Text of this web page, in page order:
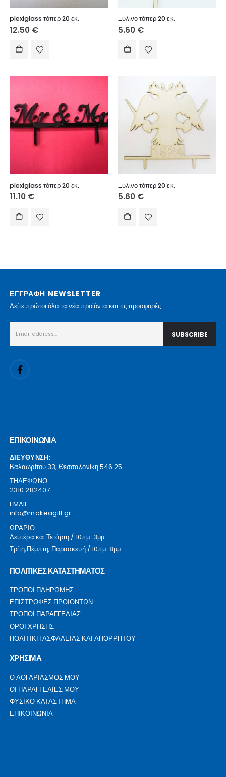
plexiglass τόπερ 20 εκ.
12.50 €
Ξύλινο τόπερ 20 εκ.
5.60 €
plexiglass τόπερ 20 εκ.
11.10 €
Ξύλινο τόπερ 20 εκ.
5.60 €
ΕΓΓΡΑΦΗ NEWSLETTER
Δείτε πρώτοι όλα τα νέα προϊόντα και τις προσφορές
ΕΠΙΚΟΙΝΩΝΙΑ
ΔΙΕΥΘΥΝΣΗ:
Βαλαωρίτου 33, Θεσσαλονίκη 546 25
ΤΗΛΕΦΩΝΟ:
2310 282407
EMAIL:
info@makeagift.gr
ΩΡΑΡΙΟ:
Δευτέρα και Τετάρτη / 10πμ-3μμ
Τρίτη,Πέμπτη, Παρασκευή / 10πμ-8μμ
ΠΟΛΙΤΙΚΕΣ ΚΑΤΑΣΤΗΜΑΤΟΣ
ΤΡΟΠΟΙ ΠΛΗΡΩΜΗΣ
ΕΠΙΣΤΡΟΦΕΣ ΠΡΟΙΟΝΤΩΝ
ΤΡΟΠΟΙ ΠΑΡΑΓΓΕΛΙΑΣ
ΟΡΟΙ ΧΡΗΣΗΣ
ΠΟΛΙΤΙΚΗ ΑΣΦΑΛΕΙΑΣ ΚΑΙ ΑΠΟΡΡΗΤΟΥ
ΧΡΗΣΙΜΑ
Ο ΛΟΓΑΡΙΑΣΜΟΣ ΜΟΥ
ΟΙ ΠΑΡΑΓΓΕΛΙΕΣ ΜΟΥ
ΦΥΣΙΚΟ ΚΑΤΑΣΤΗΜΑ
ΕΠΙΚΟΙΝΩΝΙΑ